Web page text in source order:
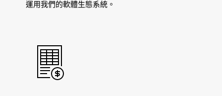
運用我們的軟體生態系統。